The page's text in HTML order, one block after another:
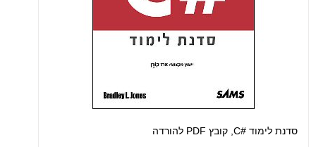
סדנת לימוד #C, קובץ PDF להורדה